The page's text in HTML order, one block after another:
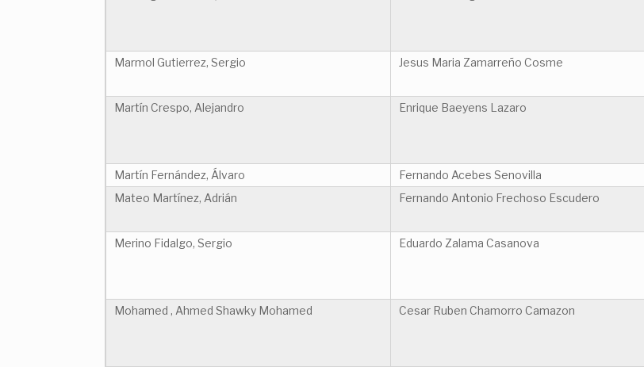
Marmol Gutierrez, Sergio
Jesus Maria Zamarreño Cosme
Martín Crespo, Alejandro
Enrique Baeyens Lazaro
Martín Fernández, Álvaro
Fernando Acebes Senovilla
Mateo Martínez, Adrián
Fernando Antonio Frechoso Escudero
Merino Fidalgo, Sergio
Eduardo Zalama Casanova
Mohamed , Ahmed Shawky Mohamed
Cesar Ruben Chamorro Camazon